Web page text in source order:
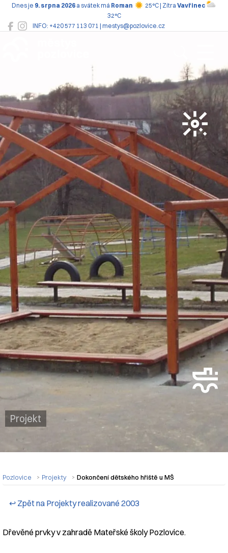
INFO: +420 577 113 071 | mestys@pozlovice.cz
Dnes je 9. srpna 2026 a svátek má Roman 25°C | Zítra Vavřinec
32°C
Projekt
Pozlovice Projekty Dokončení dětského hřiště u MŠ
↩ Zpět na Projekty realizované 2003
Dřevěné prvky v zahradě Mateřské školy Pozlovice.